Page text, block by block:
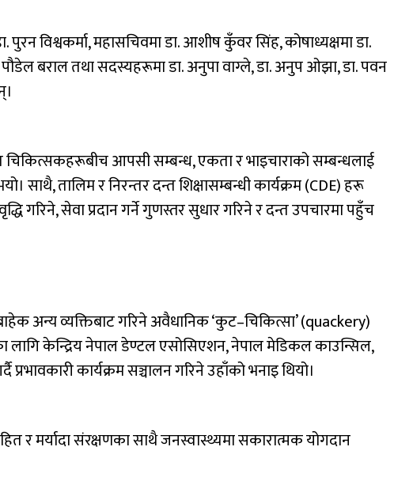
पुरन विश्वकर्मा, महासचिवमा डा. आशीष कुँवर सिंह, कोषाध्यक्षमा डा.
बराल तथा सदस्यहरूमा डा. अनुपा वाग्ले, डा. अनुप ओझा, डा. पवन
चिकित्सकहरूबीच आपसी सम्बन्ध, एकता र भाइचाराको सम्बन्धलाई
साथै, तालिम र निरन्तर दन्त शिक्षासम्बन्धी कार्यक्रम (CDE) हरू
गरिने, सेवा प्रदान गर्ने गुणस्तर सुधार गरिने र दन्त उपचारमा पहुँच
अन्य व्यक्तिबाट गरिने अवैधानिक ‘कुट–चिकित्सा’ (quackery)
लागि केन्द्रिय नेपाल डेण्टल एसोसिएशन, नेपाल मेडिकल काउन्सिल,
कार्यक्रम सञ्चालन गरिने उहाँको भनाइ थियो।
र मर्यादा संरक्षणका साथै जनस्वास्थ्यमा सकारात्मक योगदान